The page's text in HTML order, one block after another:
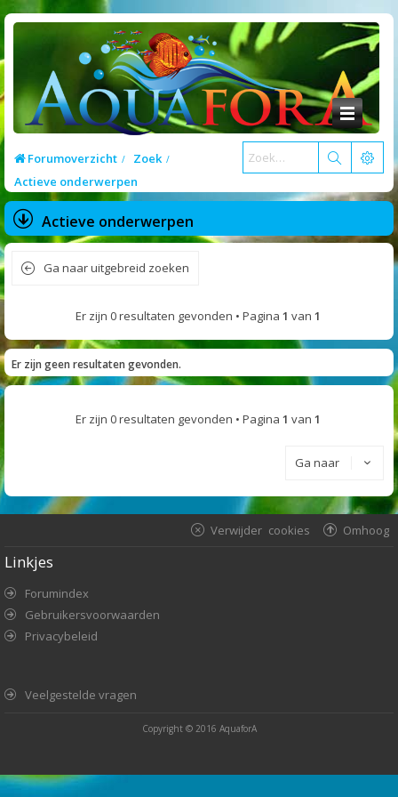
Forumoverzicht
Zoek
Actieve onderwerpen
Actieve onderwerpen
Ga naar uitgebreid zoeken
Er zijn 0 resultaten gevonden • Pagina 1 van 1
Er zijn geen resultaten gevonden.
Er zijn 0 resultaten gevonden • Pagina 1 van 1
Ga naar
Omhoog
Verwijder cookies
Linkjes
Forumindex
Gebruikersvoorwaarden
Privacybeleid
Veelgestelde vragen
Copyright © 2016 AquaforA